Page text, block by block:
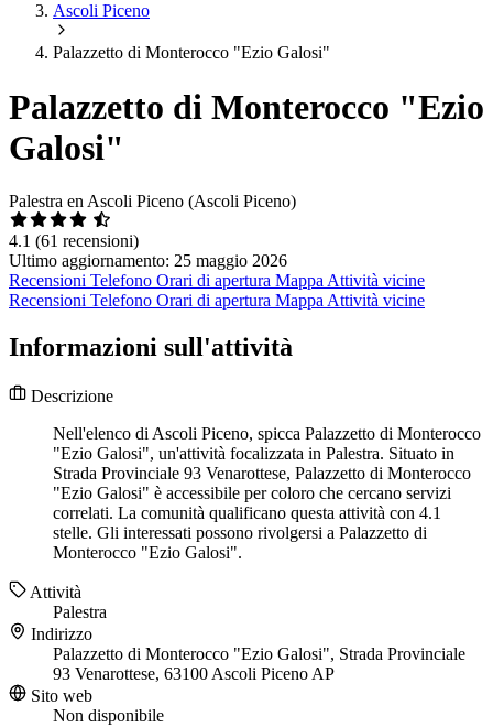
Ascoli Piceno
Palazzetto di Monterocco "Ezio Galosi"
Palazzetto di Monterocco "Ezio
Galosi"
Palestra en Ascoli Piceno (Ascoli Piceno)
4.1 (61 recensioni)
Ultimo aggiornamento: 25 maggio 2026
Recensioni Telefono Orari di apertura Mappa Attività vicine
Recensioni Telefono Orari di apertura Mappa Attività vicine
Informazioni sull'attività
Descrizione
Nell'elenco di Ascoli Piceno, spicca Palazzetto di Monterocco
"Ezio Galosi", un'attività focalizzata in Palestra. Situato in
Strada Provinciale 93 Venarottese, Palazzetto di Monterocco
"Ezio Galosi" è accessibile per coloro che cercano servizi
correlati. La comunità qualificano questa attività con 4.1
stelle. Gli interessati possono rivolgersi a Palazzetto di
Monterocco "Ezio Galosi".
Attività
Palestra
Indirizzo
Palazzetto di Monterocco "Ezio Galosi", Strada Provinciale
93 Venarottese, 63100 Ascoli Piceno AP
Sito web
Non disponibile